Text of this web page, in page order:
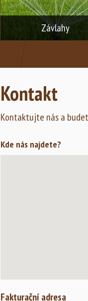
Závlahy
s podzemními rozvody a
Zobrazit fotogalerii
Kontakt
Kontaktujte nás a
Kde nás najdete?
Fakturační adresa